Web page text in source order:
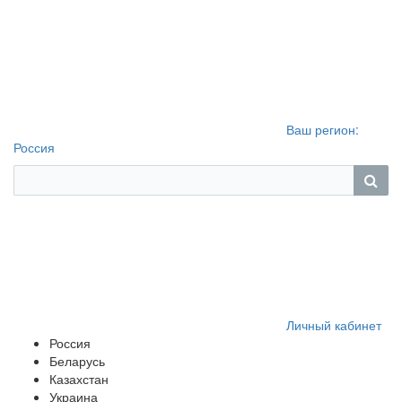
Ваш регион:
Россия
Личный кабинет
Россия
Беларусь
Казахстан
Украина